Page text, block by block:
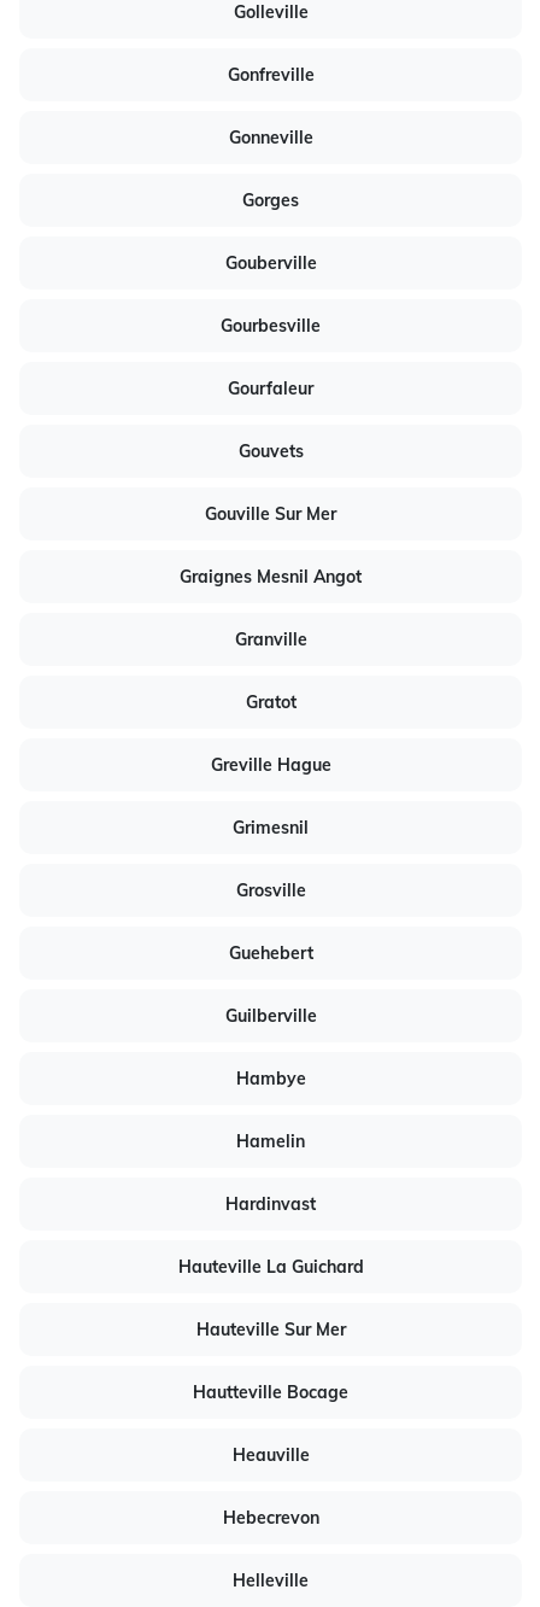
Golleville
Gonfreville
Gonneville
Gorges
Gouberville
Gourbesville
Gourfaleur
Gouvets
Gouville Sur Mer
Graignes Mesnil Angot
Granville
Gratot
Greville Hague
Grimesnil
Grosville
Guehebert
Guilberville
Hambye
Hamelin
Hardinvast
Hauteville La Guichard
Hauteville Sur Mer
Hautteville Bocage
Heauville
Hebecrevon
Helleville